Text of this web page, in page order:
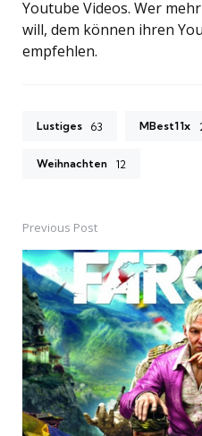
Youtube Videos. Wer
will, dem können ihren
empfehlen.
Lustiges 63 MBest11x
Weihnachten 12
Post
navigation
Previous Post